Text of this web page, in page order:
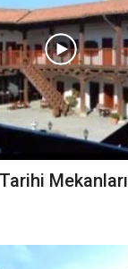
Mekanları